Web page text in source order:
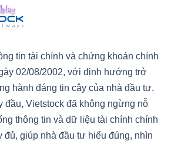
tin tài chính và chứng khoán chính
02/08/2002, với định hướng trở
hành đáng tin cậy của nhà đầu tư.
đầu, Vietstock đã không ngừng nỗ
thông tin và dữ liệu tài chính chính
đủ, giúp nhà đầu tư hiểu đúng, nhìn